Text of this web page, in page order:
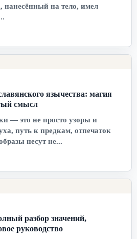
нанесённый на тело, имел
язычества: магия
смысл
— это не просто узоры и
путь к предкам, отпечаток
несут не...
разбор значений,
руководство